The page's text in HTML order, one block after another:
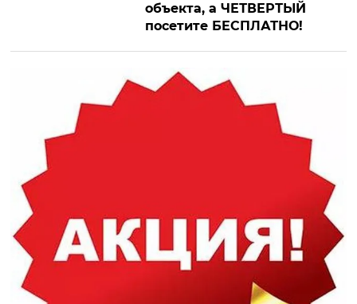
объекта, а ЧЕТВЕРТЫЙ
посетите БЕСПЛАТНО!